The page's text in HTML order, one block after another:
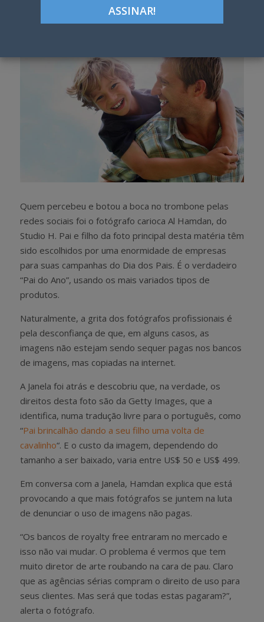
Quem percebeu e botou a boca no trombone pelas
redes sociais foi o fotógrafo carioca Al Hamdan, do
Studio H. Pai e filho da foto principal desta matéria têm
sido escolhidos por uma enormidade de empresas
para suas campanhas do Dia dos Pais. É o verdadeiro
“Pai do Ano”, usando os mais variados tipos de
produtos.
Naturalmente, a grita dos fotógrafos profissionais é
pela desconfiança de que, em alguns casos, as
imagens não estejam sendo sequer pagas nos bancos
de imagens, mas copiadas na internet.
A Janela foi atrás e descobriu que, na verdade, os
direitos desta foto são da Getty Images, que a
identifica, numa tradução livre para o português, como
“Pai brincalhão dando a seu filho uma volta de
cavalinho“. E o custo da imagem, dependendo do
tamanho a ser baixado, varia entre US$ 50 e US$ 499.
Em conversa com a Janela, Hamdan explica que está
provocando a que mais fotógrafos se juntem na luta
de denunciar o uso de imagens não pagas.
“Os bancos de royalty free entraram no mercado e
isso não vai mudar. O problema é vermos que tem
muito diretor de arte roubando na cara de pau. Claro
que as agências sérias compram o direito de uso para
seus clientes. Mas será que todas estas pagaram?”,
alerta o fotógrafo.